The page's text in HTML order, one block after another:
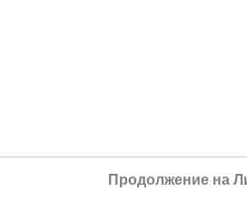
Продолжение на